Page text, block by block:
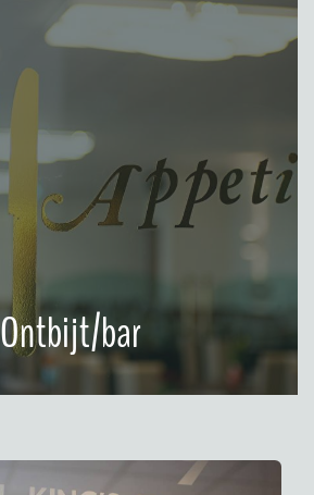
Ontbijt/bar